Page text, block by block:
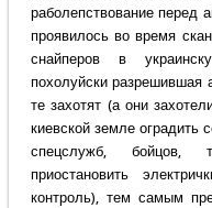
раболепствование перед
проявилось во время
снайперов в
похолуйски разрешившая
те захотят (а они
киевской земле оградить
спецслужб, бойцов,
приостановить
контроль), тем самым